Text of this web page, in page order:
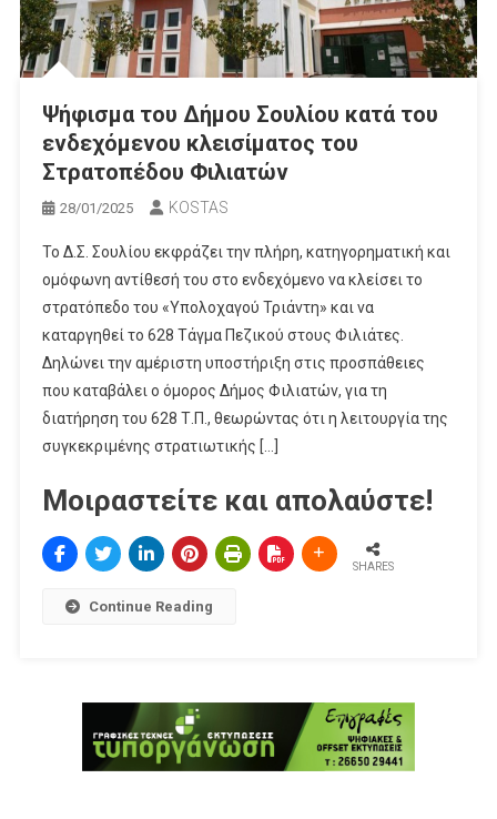
Ψήφισμα του Δήμου Σουλίου κατά του
ενδεχόμενου κλεισίματος του
Στρατοπέδου Φιλιατών
28/01/2025 KOSTAS
Το Δ.Σ. Σουλίου εκφράζει την πλήρη, κατηγορηματική και
ομόφωνη αντίθεσή του στο ενδεχόμενο να κλείσει το
στρατόπεδο του «Υπολοχαγού Τριάντη» και να
καταργηθεί το 628 Τάγμα Πεζικού στους Φιλιάτες.
Δηλώνει την αμέριστη υποστήριξη στις προσπάθειες
που καταβάλει ο όμορος Δήμος Φιλιατών, για τη
διατήρηση του 628 Τ.Π., θεωρώντας ότι η λειτουργία της
συγκεκριμένης στρατιωτικής […]
Μοιραστείτε και απολαύστε!
SHARES
Continue Reading